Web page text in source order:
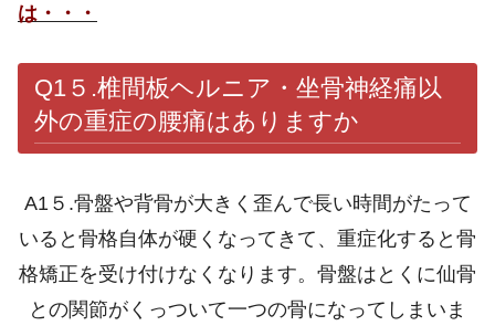
は・・・
Q1５.椎間板ヘルニア・坐骨神経痛以
外の重症の腰痛はありますか
A1５.骨盤や背骨が大きく歪んで長い時間がたって
いると骨格自体が硬くなってきて、重症化すると骨
格矯正を受け付けなくなります。骨盤はとくに仙骨
との関節がくっついて一つの骨になってしまいま